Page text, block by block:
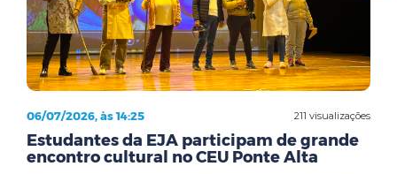
211 visualizações
06/07/2026, às 14:25
Estudantes da EJA participam de grande
encontro cultural no CEU Ponte Alta